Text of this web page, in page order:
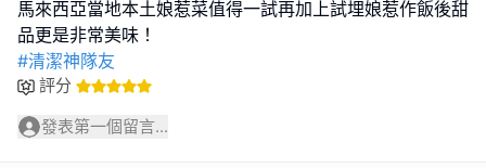
馬來西亞當地本土娘惹菜值得一試再加上試埋娘惹作飯後甜
#清潔神隊友
評分
發表第一個留言...